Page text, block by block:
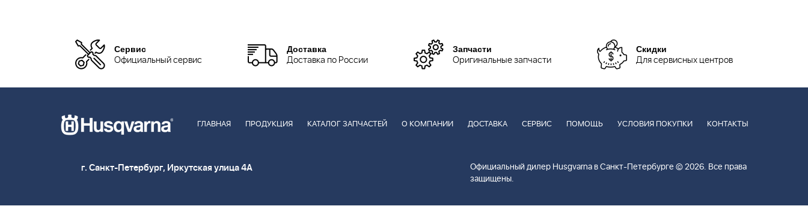
Сервис
Официальный сервис
Доставка
Доставка по России
Запчасти
Оригинальные запчасти
Скидки
Для сервисных центров
ГЛАВНАЯ ПРОДУКЦИЯ КАТАЛОГ ЗАПЧАСТЕЙ О КОМПАНИИ ДОСТАВКА СЕРВИС ПОМОЩЬ УСЛОВИЯ ПОКУПКИ КОНТАКТЫ
г. Санкт-Петербург, Иркутская улица 4А
Официальный дилер Husgvarna в Санкт-Петербурге © 2026. Все права
защищены.